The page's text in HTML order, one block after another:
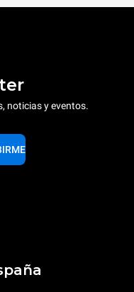
noticias y eventos.